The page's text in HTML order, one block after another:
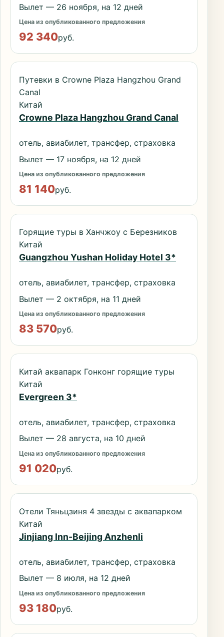
Вылет — 26 ноября, на 12 дней
Цена из опубликованного предложения
92 340руб.
Путевки в Crowne Plaza Hangzhou Grand
Canal
Китай
Crowne Plaza Hangzhou Grand Canal
отель, авиабилет, трансфер, страховка
Вылет — 17 ноября, на 12 дней
Цена из опубликованного предложения
81 140руб.
Горящие туры в Ханчжоу с Березников
Китай
Guangzhou Yushan Holiday Hotel 3*
отель, авиабилет, трансфер, страховка
Вылет — 2 октября, на 11 дней
Цена из опубликованного предложения
83 570руб.
Китай аквапарк Гонконг горящие туры
Китай
Evergreen 3*
отель, авиабилет, трансфер, страховка
Вылет — 28 августа, на 10 дней
Цена из опубликованного предложения
91 020руб.
Отели Тяньцзиня 4 звезды с аквапарком
Китай
Jinjiang Inn-Beijing Anzhenli
отель, авиабилет, трансфер, страховка
Вылет — 8 июля, на 12 дней
Цена из опубликованного предложения
93 180руб.